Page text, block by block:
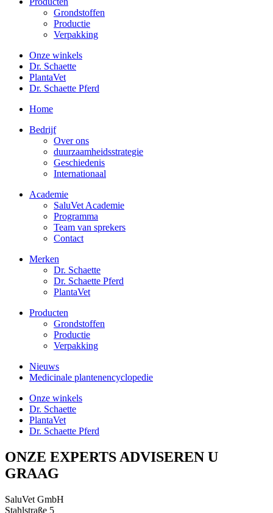
Grondstoffen
Productie
Verpakking
Onze winkels
Dr. Schaette
PlantaVet
Dr. Schaette Pferd
Home
Bedrijf
Over ons
duurzaamheidsstrategie
Geschiedenis
Internationaal
Academie
SaluVet Academie
Programma
Team van sprekers
Contact
Merken
Dr. Schaette
Dr. Schaette Pferd
PlantaVet
Producten
Grondstoffen
Productie
Verpakking
Nieuws
Medicinale plantenencyclopedie
Onze winkels
Dr. Schaette
PlantaVet
Dr. Schaette Pferd
ONZE EXPERTS ADVISEREN U
GRAAG
SaluVet GmbH
Stahlstraße 5